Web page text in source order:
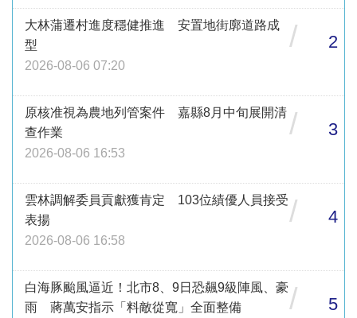
大林蒲遷村進度穩健推進 安置地街廓道路成
型
2026-08-06 07:20
/ 2
原核准視為農地列管案件 嘉縣8月中旬展開清
查作業
2026-08-06 16:53
/ 3
雲林調解委員貢獻獲肯定 103位績優人員接受
表揚
2026-08-06 16:58
/ 4
白海豚颱風逼近！北市8、9日恐飆9級陣風、豪
雨 蔣萬安指示「料敵從寬」全面整備
/ 5